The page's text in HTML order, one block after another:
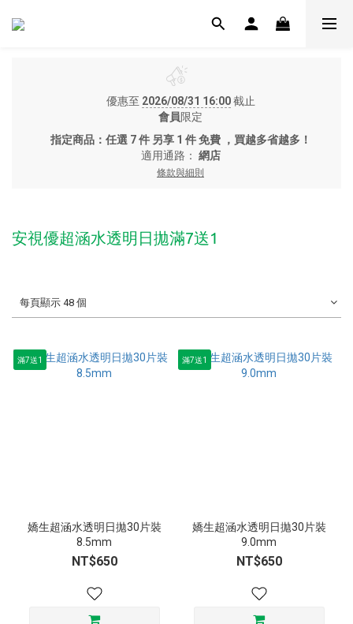
優惠至 2026/08/31 16:00截止
會員限定
指定商品：任選 7 件 另享 1 件 免費 ，買越多省越多！
適用通路： 網店
條款與細則
安視優超涵水透明日拋滿7送1
每頁顯示 48 個
滿7送1
嬌生超涵水透明日拋30片裝
8.5mm
NT$650
滿7送1
嬌生超涵水透明日拋30片裝
9.0mm
NT$650